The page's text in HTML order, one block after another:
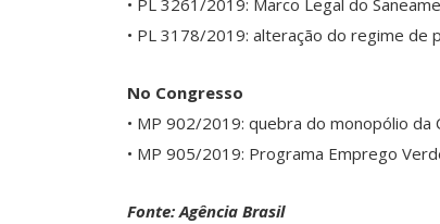
• PL 3261/2019: Marco Legal do
• PL 3178/2019: alteração do regime de
No Congresso
• MP 902/2019: quebra do monopólio da
• MP 905/2019: Programa Emprego
Fonte: Agência Brasil